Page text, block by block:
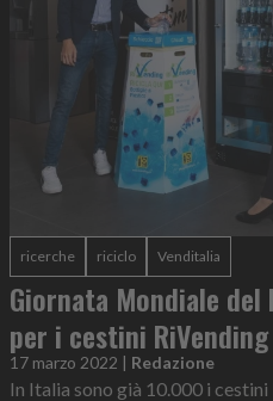
ricerche riciclo Venditalia
Giornata Mondiale
per i cestini RiVending
17 marzo 2022 | Redazione
In Italia sono già 10.000 i